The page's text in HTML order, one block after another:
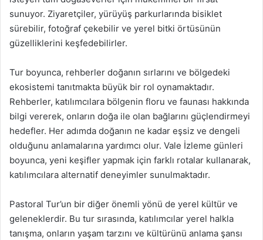
sunuyor. Ziyaretçiler, yürüyüş parkurlarında bisiklet
sürebilir, fotoğraf çekebilir ve yerel bitki örtüsünün
güzelliklerini keşfedebilirler.
Tur boyunca, rehberler doğanın sırlarını ve bölgedeki
ekosistemi tanıtmakta büyük bir rol oynamaktadır.
Rehberler, katılımcılara bölgenin floru ve faunası hakkında
bilgi vererek, onların doğa ile olan bağlarını güçlendirmeyi
hedefler. Her adımda doğanın ne kadar eşsiz ve dengeli
olduğunu anlamalarına yardımcı olur. Vale İzleme günleri
boyunca, yeni keşifler yapmak için farklı rotalar kullanarak,
katılımcılara alternatif deneyimler sunulmaktadır.
Pastoral Tur’un bir diğer önemli yönü de yerel kültür ve
geleneklerdir. Bu tur sırasında, katılımcılar yerel halkla
tanışma, onların yaşam tarzını ve kültürünü anlama şansı